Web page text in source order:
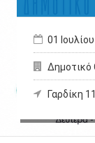
01
Δημοτικό
Γαρδίκη